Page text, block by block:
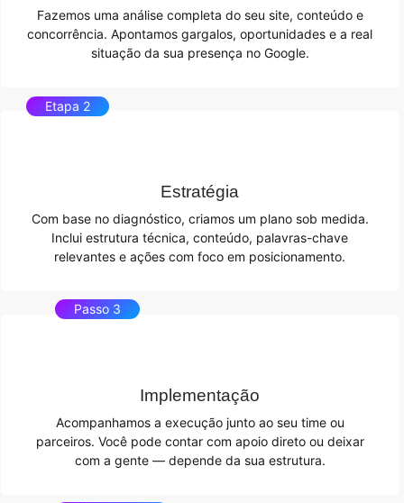
Fazemos uma análise completa do seu site, conteúdo e
concorrência. Apontamos gargalos, oportunidades e a real
situação da sua presença no Google.
Etapa 2
Estratégia
Com base no diagnóstico, criamos um plano sob medida.
Inclui estrutura técnica, conteúdo, palavras-chave
relevantes e ações com foco em posicionamento.
Passo 3
Implementação
Acompanhamos a execução junto ao seu time ou
parceiros. Você pode contar com apoio direto ou deixar
com a gente — depende da sua estrutura.